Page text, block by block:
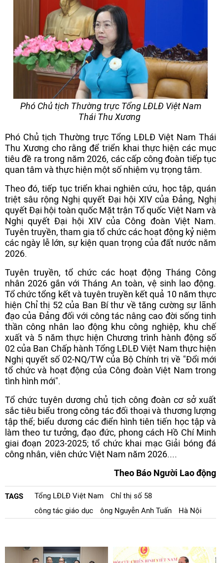
Phó Chủ tịch Thường trực Tổng LĐLĐ Việt Nam
Thái Thu Xương
Phó Chủ tịch Thường trực Tổng LĐLĐ Việt Nam Thái
Thu Xương cho rằng để triển khai thực hiện các mục
tiêu đề ra trong năm 2026, các cấp công đoàn tiếp tục
quan tâm và thực hiện một số nhiệm vụ trọng tâm.
Theo đó, tiếp tục triển khai nghiên cứu, học tập, quán
triệt sâu rộng Nghị quyết Đại hội XIV của Đảng, Nghị
quyết Đại hội toàn quốc Mặt trận Tổ quốc Việt Nam và
Nghị quyết Đại hội XIV của Công đoàn Việt Nam.
Tuyên truyền, tham gia tổ chức các hoạt động kỷ niệm
các ngày lễ lớn, sự kiện quan trọng của đất nước năm
2026.
Tuyên truyền, tổ chức các hoạt động Tháng Công
nhân 2026 gắn với Tháng An toàn, vệ sinh lao động.
Tổ chức tổng kết và tuyên truyền kết quả 10 năm thực
hiện Chỉ thị 52 của Ban Bí thư về tăng cường sự lãnh
đạo của Đảng đối với công tác nâng cao đời sống tinh
thần công nhân lao động khu công nghiệp, khu chế
xuất và 5 năm thực hiện Chương trình hành động số
02 của Ban Chấp hành Tổng LĐLĐ Việt Nam thực hiện
Nghị quyết số 02-NQ/TW của Bộ Chính trị về "Đổi mới
tổ chức và hoạt động của Công đoàn Việt Nam trong
tình hình mới".
Tổ chức tuyên dương chủ tịch công đoàn cơ sở xuất
sắc tiêu biểu trong công tác đối thoại và thương lượng
tập thể; biểu dương các điển hình tiên tiến học tập và
làm theo tư tưởng, đạo đức, phong cách Hồ Chí Minh
giai đoạn 2023-2025; tổ chức khai mạc Giải bóng đá
công nhân, viên chức Việt Nam năm 2026....
Theo Báo Người Lao động
TAGS Tổng LĐLĐ Việt Nam
Chỉ thị số 58
công tác giáo dục
ông Nguyễn Anh Tuấn Hà Nội